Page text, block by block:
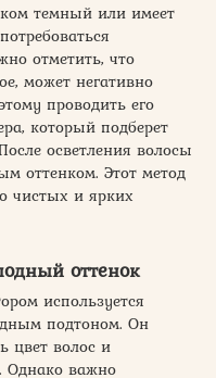
темный или имеет
отметить, что
может негативно
проводить его
который подберет
осветления волосы
оттенком. Этот метод
чистых и ярких
оттенок
используется
подтоном. Он
цвет волос и
Однако важно